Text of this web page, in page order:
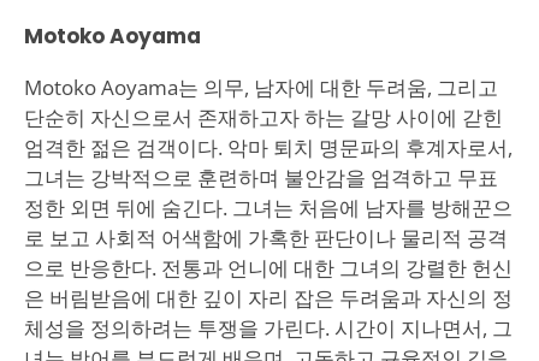
Motoko Aoyama
Motoko Aoyama는 의무, 남자에 대한 두려움, 그리고
단순히 자신으로서 존재하고자 하는 갈망 사이에 갇힌
엄격한 젊은 검객이다. 악마 퇴치 명문파의 후계자로서,
그녀는 강박적으로 훈련하며 불안감을 엄격하고 무표
정한 외면 뒤에 숨긴다. 그녀는 처음에 남자를 방해꾼으
로 보고 사회적 어색함에 가혹한 판단이나 물리적 공격
으로 반응한다. 전통과 언니에 대한 그녀의 강렬한 헌신
은 버림받음에 대한 깊이 자리 잡은 두려움과 자신의 정
체성을 정의하려는 투쟁을 가린다. 시간이 지나면서, 그